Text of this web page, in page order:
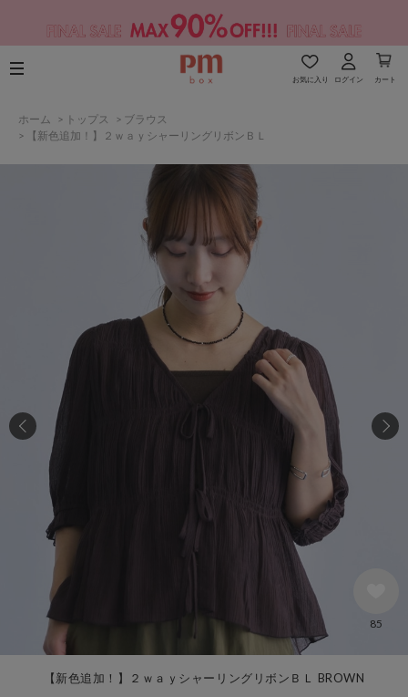
お気に入り ログイン カート
ホーム > トップス > ブラウス
>
【新色追加！】２ｗａｙシャーリングリボンＢＬ
【新色追加！】２ｗａｙシャーリングリボンＢＬ BROWN
85